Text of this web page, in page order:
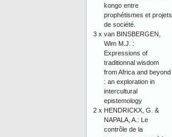
kongo entre
prophétismes et projets
de société.
3 x van BINSBERGEN,
Wim M.J. :
Expressions of
traditionnal wisdom
from Africa and beyond
: an exploration in
intercultural
epistemology
2 x HENDRICKX, G. &
NAPALA, A.: Le
contrôle de la